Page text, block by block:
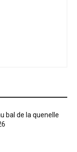
bal de la quenelle